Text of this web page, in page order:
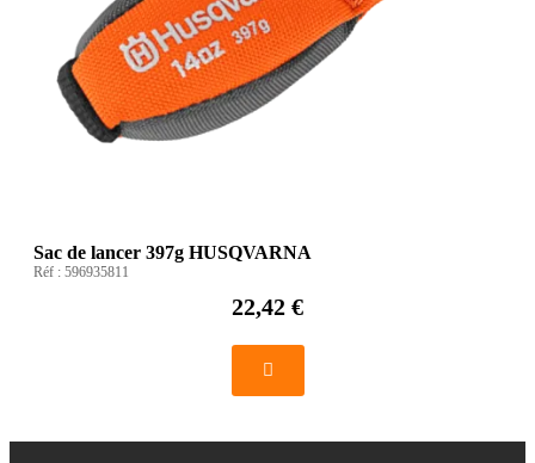
Sac de lancer 397g HUSQVARNA
Réf : 596935811
22,42 €